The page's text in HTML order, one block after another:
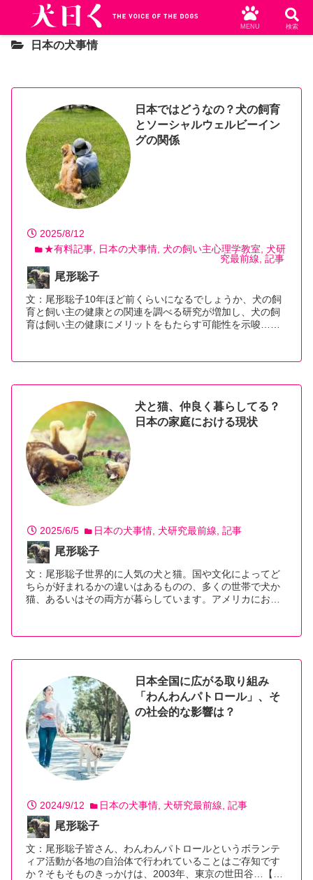
日本の犬事情
日本ではどうなの？犬の飼育
とソーシャルウェルビーイン
グの関係
2025/8/12
★有料記事
日本の犬事情 犬の飼い主心理学教室 犬研
究最前線 記事
尾形聡子
文：尾形聡子10年ほど前くらいになるでしょうか、犬の飼
育と飼い主の健康との関連を調べる研究が増加し、犬の飼
育は飼い主の健康にメリットをもたらす可能性を示唆…
犬と猫、仲良く暮らしてる？
日本の家庭における現状
2025/6/5 日本の犬事情 犬研究最前線 記事
尾形聡子
文：尾形聡子世界的に人気の犬と猫。国や文化によってど
ちらが好まれるかの違いはあるものの、多くの世帯で犬か
猫、あるいはその両方が暮らしています。アメリカにお…
日本全国に広がる取り組み
「わんわんパトロール」、そ
の社会的な影響は？
2024/9/12 日本の犬事情 犬研究最前線 記事
尾形聡子
文：尾形聡子皆さん、わんわんパトロールというボランテ
ィア活動が各地の自治体で行われていることはご存知です
か？そもそものきっかけは、2003年、東京の世田谷…【続
MENU 検索